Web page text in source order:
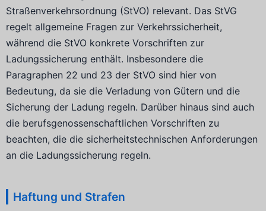
Straßenverkehrsordnung (StVO) relevant. Das StVG
regelt allgemeine Fragen zur Verkehrssicherheit,
während die StVO konkrete Vorschriften zur
Ladungssicherung enthält. Insbesondere die
Paragraphen 22 und 23 der StVO sind hier von
Bedeutung, da sie die Verladung von Gütern und die
Sicherung der Ladung regeln. Darüber hinaus sind auch
die berufsgenossenschaftlichen Vorschriften zu
beachten, die die sicherheitstechnischen Anforderungen
an die Ladungssicherung regeln.
Haftung und Strafen